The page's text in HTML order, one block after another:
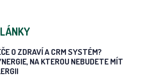
O ZDRAVÍ A CRM SYSTÉM?
NA KTEROU NEBUDETE MÍT